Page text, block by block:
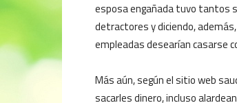
esposa engañada tuvo tantos
detractores y diciendo, además,
empleadas desearían casarse
Más aún, según el sitio web
sacarles dinero, incluso